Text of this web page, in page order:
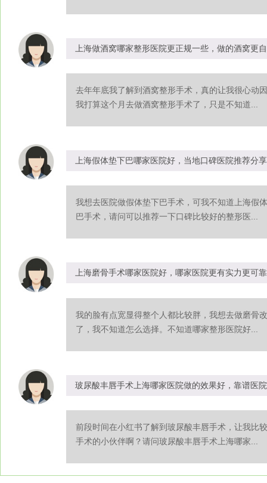
上海做酒窝哪家整形医院更正规一些，做的酒窝更
去年年底我了解到酒窝整形手术，真的让我很心动
我打算这个月去做酒窝整形手术了，只是不知道...
上海假体垫下巴哪家医院好，当地口碑医院推荐分享
我想去医院做假体垫下巴手术，可我不知道上海假
巴手术，请问可以推荐一下口碑比较好的整形医...
上海磨骨手术哪家医院好，哪家医院更有实力更可靠
我的脸有点宽显得整个人都比较胖，我想去做磨骨
了，我不知道怎么选择。不知道哪家整形医院好...
玻尿酸丰唇手术上海哪家医院做的效果好，靠谱医
前段时间在小红书了解到玻尿酸丰唇手术，让我比
手术的小伙伴啊？请问玻尿酸丰唇手术上海哪家...